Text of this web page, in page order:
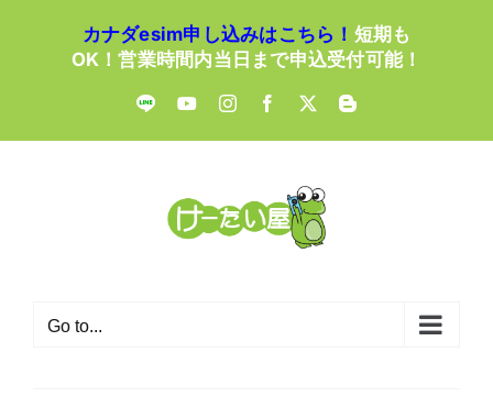
カナダesim申し込みはこちら！ 短期も
OK！営業時間内当日まで申込受付可能！
LINE YouTubeInstagramFacebook
X Blogger
Go to...